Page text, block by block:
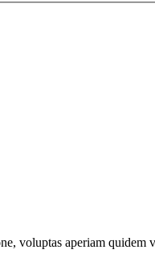
voluptas aperiam